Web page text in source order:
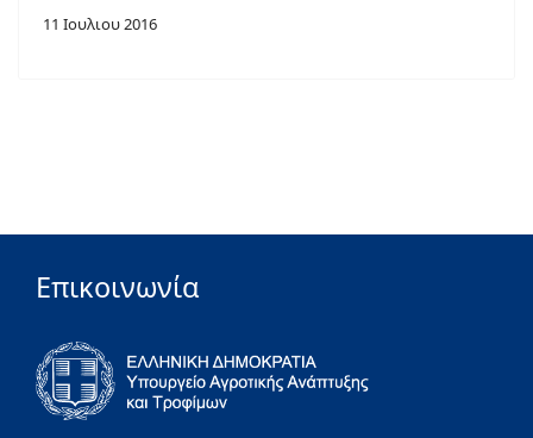
11 Ιουλιου 2016
Επικοινωνία